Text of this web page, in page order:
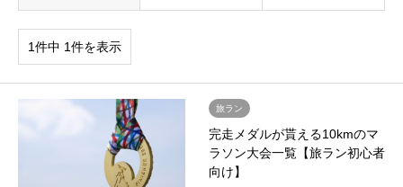
1件中 1件を表示
旅ラン
完走メダルが貰える10kmのマ
ラソン大会一覧【旅ラン初心者
向け】